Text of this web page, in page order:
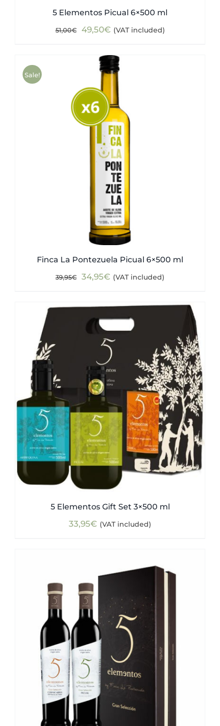
5 Elementos Picual 6×500 ml
51,00€
Original
was:
51,00€.
49,50€Current
is:
49,50€.
(VAT included)
Sale!
Finca La Pontezuela Picual 6×500 ml
39,95€
Original
was:
39,95€.
34,95€ Current
is:
34,95€.
(VAT included)
5 Elementos Gift Set 3×500 ml
33,95€ (VAT included)